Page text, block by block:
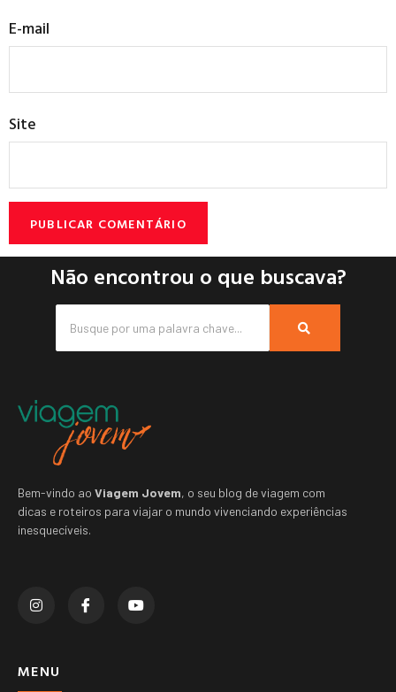
E-mail
Site
Não encontrou o que buscava?
Bem-vindo ao Viagem Jovem, o seu blog de viagem com
dicas e roteiros para viajar o mundo vivenciando experiências
inesquecíveis.
MENU